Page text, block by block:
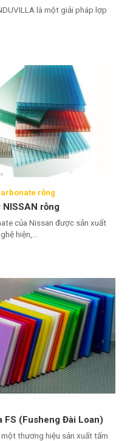
là một giải pháp lợp
rỗng
NISSAN rỗng
của Nissan được sản xuất
hiện,...
FS (Fusheng Đài Loan)
một thương hiệu sản xuất tấm